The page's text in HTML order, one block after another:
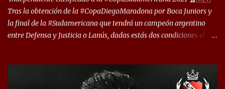
Tras la obtención de la #CopaDiegoMaradona por Boca Juniors y
la final de la #Sudamericana que tendrá un campeón argentino
entre Defensa y Justicia o Lanús, dadas estás dos condiciones el
que iniciará en fase de grupos con 6 partidos, de los cuales sólo los
primeros de cada grupo jugarán los 8vos. con los 3ros. mejores de